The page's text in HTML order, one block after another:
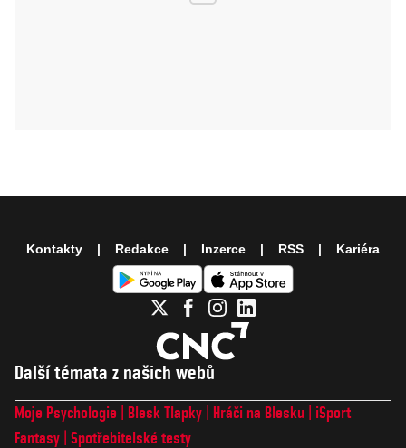
Další témata z našich webů
Moje Psychologie Blesk Tlapky Hráči na Blesku
iSport
Fantasy Spotřebitelské testy
Kontakty Redakce Inzerce RSS Kariéra